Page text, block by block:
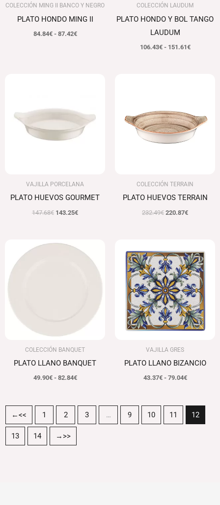
COLECCIÓN MING II BANCO Y NEGRO
PLATO HONDO MING II
84.84€ - 87.42€
COLECCIÓN LAUDUM
PLATO HONDO Y BOL TANGO
LAUDUM
106.43€ - 151.61€
VAJILLA PORCELANA
PLATO HUEVOS GOURMET
147.68€
147.68€.
143.25€
143.25€.
COLECCIÓN TERRAIN
PLATO HUEVOS TERRAIN
232.49€
232.49€.
220.87€
COLECCIÓN BANQUET
PLATO LLANO BANQUET
49.90€ - 82.84€
de
precios:
VAJILLA GRES
PLATO LLANO BIZANCIO
43.37€ - 79.04€
de
precios:
desde
43.37€
hasta
79.04€
← 1 2 3 … 9 10 11 12
13 14 →